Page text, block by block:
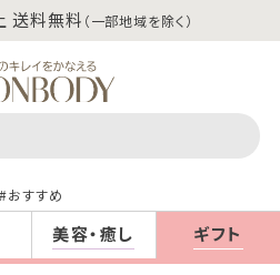
送料無料 （一部地域を除く）
おすすめ
美容・癒し ギフト